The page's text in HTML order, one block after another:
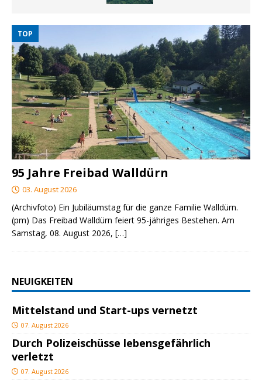
TOP
95 Jahre Freibad Walldürn
03. August 2026
(Archivfoto) Ein Jubiläumstag für die ganze Familie Walldürn.
(pm) Das Freibad Walldürn feiert 95-jähriges Bestehen. Am
Samstag, 08. August 2026, […]
NEUIGKEITEN
Mittelstand und Start-ups vernetzt
07. August 2026
Durch Polizeischüsse lebensgefährlich
verletzt
07. August 2026